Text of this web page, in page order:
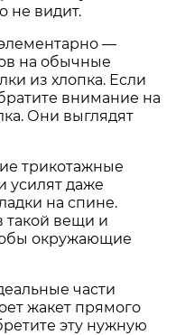
не видит.
—
на обычные
из хлопка. Если
внимание на
Они выглядят
трикотажные
усилят даже
на спине.
такой вещи и
окружающие
части
жакет прямого
эту нужную